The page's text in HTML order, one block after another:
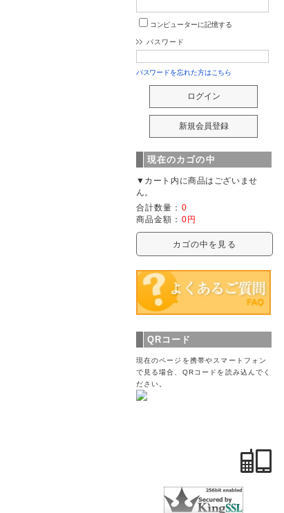
コンピューターに記憶する
パスワード
パスワードを忘れた方はこちら
現在のカゴの中
▼カート内に商品はございませ
ん。
合計数量： 0
商品金額： 0円
カゴの中を見る
QRコード
現在のページを携帯やスマートフォン
で見る場合、QRコードを読み込んでく
ださい。